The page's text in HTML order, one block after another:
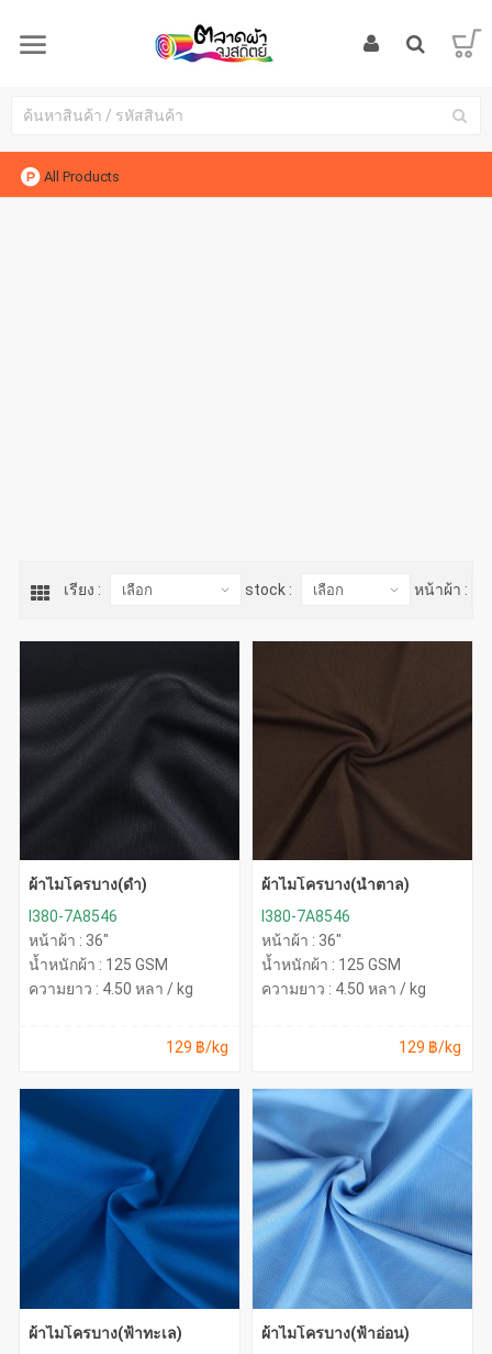
All Products
เรียง : stock : หน้าผ้า :
ผ้าไมโครบาง(ดำ)
I380-7A8546
หน้าผ้า : 36"
น้ำหนักผ้า : 125 GSM
ความยาว : 4.50 หลา / kg
129 ฿/kg
ผ้าไมโครบาง(น้ำตาล)
I380-7A8546
หน้าผ้า : 36"
น้ำหนักผ้า : 125 GSM
ความยาว : 4.50 หลา / kg
129 ฿/kg
ผ้าไมโครบาง(ฟ้าทะเล)
ผ้าไมโครบาง(ฟ้าอ่อน)